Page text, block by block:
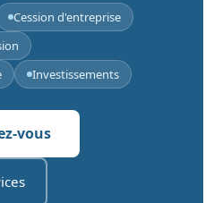
Cession d'entreprise
Investissements
vous